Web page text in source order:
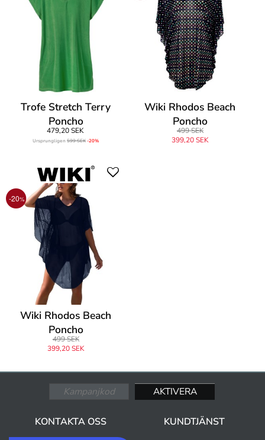
Trofe Stretch Terry
Poncho
479,20 SEK
Ursprungligen599 SEK-20%
Wiki Rhodos Beach
Poncho
499 SEK
399,20 SEK
-20%
Wiki Rhodos Beach
Poncho
499 SEK
399,20 SEK
KONTAKTA OSS KUNDTJÄNST